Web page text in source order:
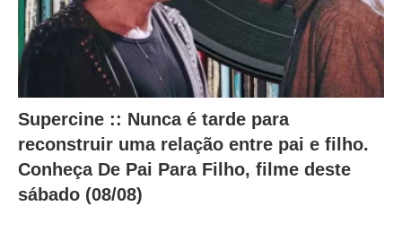
Supercine :: Nunca é tarde para
reconstruir uma relação entre pai e filho.
Conheça De Pai Para Filho, filme deste
sábado (08/08)